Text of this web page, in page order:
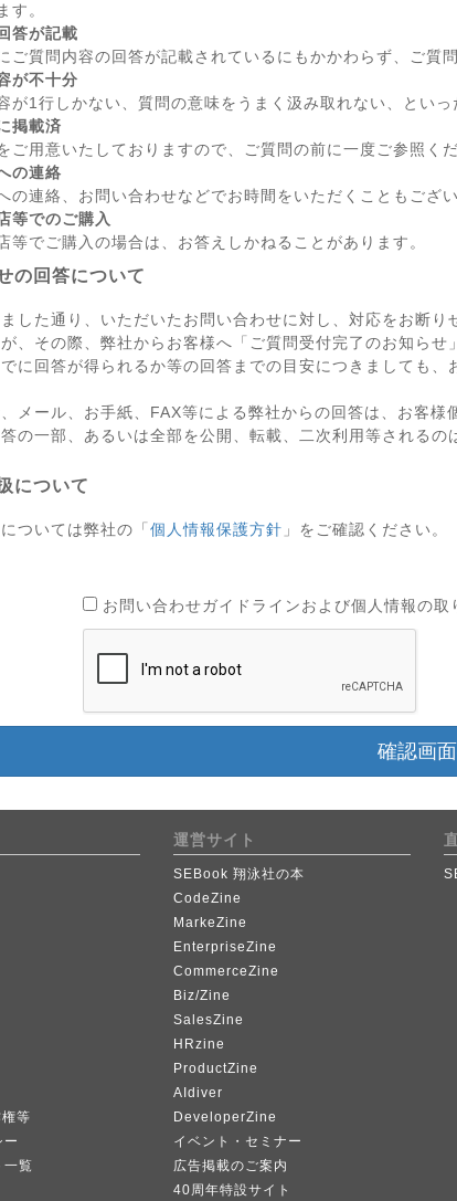
す。
答が記載
ご質問内容の回答が記載されているにもかかわらず、ご質
が不十分
が1行しかない、質問の意味をうまく汲み取れない、とい
掲載済
ご用意いたしておりますので、ご質問の前に一度ご参照くだ
の連絡
の連絡、お問い合わせなどでお時間をいただくこともござい
等でのご購入
等でご購入の場合は、お答えしかねることがあります。
の回答について
した通り、いただいたお問い合わせに対し、対応をお断り
、その際、弊社からお客様へ「ご質問受付完了のお知ら
に回答が得られるか等の回答までの目安につきましても、
メール、お手紙、FAX等による弊社からの回答は、お客様
の一部、あるいは全部を公開、転載、二次利用等されるの
について
ついては弊社の「 個人情報保護方針 」をご確認ください。
お問い合わせガイドラインおよび個人情報の取
確認画
等
一覧
運営サイト
SEBook 翔泳社の本
CodeZine
MarkeZine
EnterpriseZine
CommerceZine
Biz/Zine
SalesZine
HRzine
ProductZine
AIdiver
DeveloperZine
イベント・セミナー
広告掲載のご案内
40周年特設サイト